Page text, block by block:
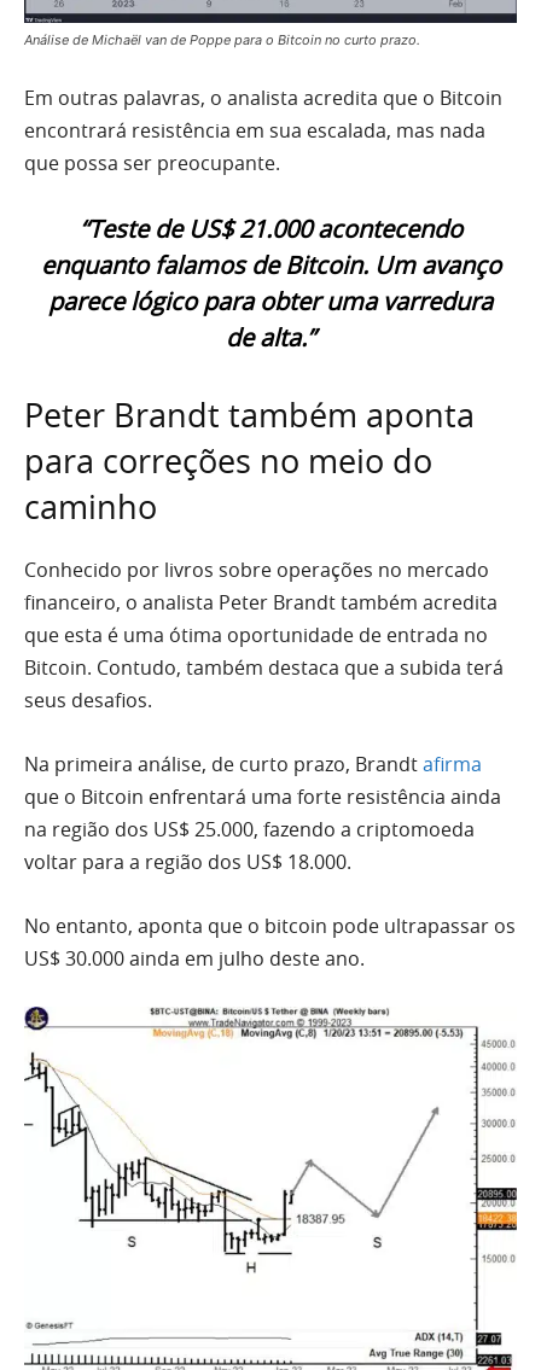
Análise de Michaël van de Poppe para o Bitcoin no curto prazo.
Em outras palavras, o analista acredita que o Bitcoin
encontrará resistência em sua escalada, mas nada
que possa ser preocupante.
“Teste de US$ 21.000 acontecendo
enquanto falamos de Bitcoin. Um avanço
parece lógico para obter uma varredura
de alta.”
Peter Brandt também aponta
para correções no meio do
caminho
Conhecido por livros sobre operações no mercado
financeiro, o analista Peter Brandt também acredita
que esta é uma ótima oportunidade de entrada no
Bitcoin. Contudo, também destaca que a subida terá
seus desafios.
Na primeira análise, de curto prazo, Brandtafirma
que o Bitcoin enfrentará uma forte resistência ainda
na região dos US$ 25.000, fazendo a criptomoeda
voltar para a região dos US$ 18.000.
No entanto, aponta que o bitcoin pode ultrapassar os
US$ 30.000 ainda em julho deste ano.